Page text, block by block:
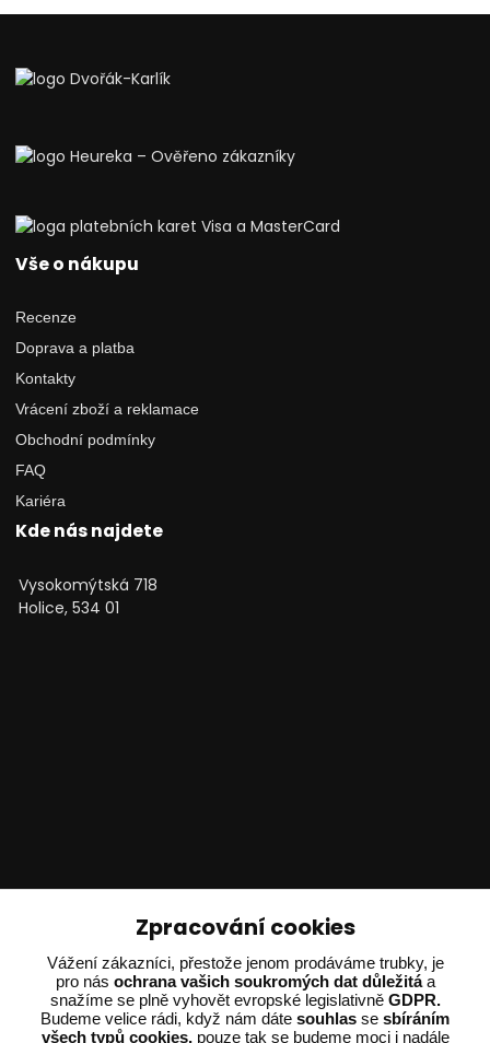
Vše o nákupu
Recenze
Doprava a platba
Kontakty
Vrácení zboží a reklamace
Obchodní podmínky
FAQ
Kariéra
Kde nás najdete
Vysokomýtská 718
Holice, 534 01
Ing. Adam Dvořák
+420 602 234 254
(Po-Pá 8:00 - 15:00)
Zpracování cookies
Vážení zákazníci, přestože jenom prodáváme trubky, je
pro nás ochrana vašich soukromých dat důležitáa
snažíme se plně vyhovět evropské legislativně GDPR.
Budeme velice rádi, když nám dáte souhlas se sbíráním
všech typů cookies,pouze tak se budeme moci i nadále